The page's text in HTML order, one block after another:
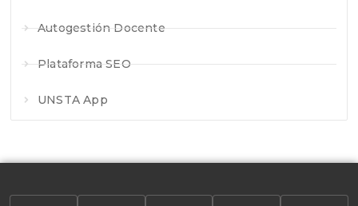
Autogestión Docente
Plataforma SEO
UNSTA App